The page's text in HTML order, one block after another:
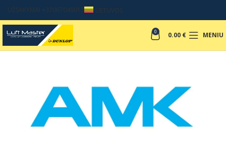
UŽSAKYMAI +37067049017 LIETUVOS
0 0.00 € MENIU